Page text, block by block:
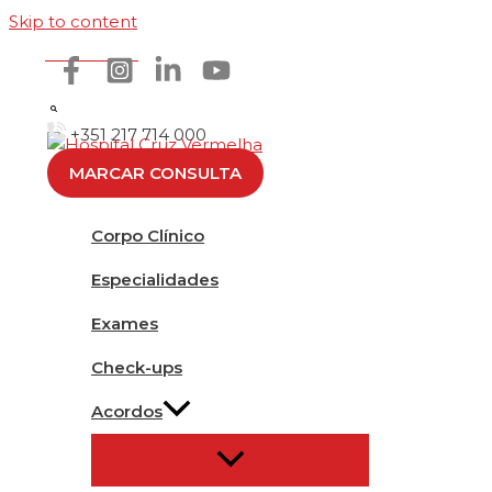
Skip to content
Como chegar
+351 217 714 000
MARCAR CONSULTA
Corpo Clínico
Especialidades
Exames
Check-ups
Acordos